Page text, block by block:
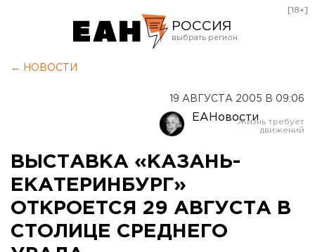
РОССИЯ
Оренбург
[18+]
← НОВОСТИ
19 АВГУСТА 2005 В 09:06
ЕАНовости
ВЫСТАВКА «КАЗАНЬ-
ЕКАТЕРИНБУРГ»
ОТКРОЕТСЯ 29 АВГУСТА В
СТОЛИЦЕ СРЕДНЕГО